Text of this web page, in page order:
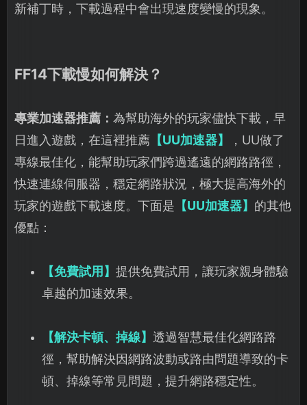
新補丁時，下載過程中會出現速度變慢的現象。
FF14下載慢如何解決？
專業加速器推薦： 為幫助海外的玩家儘快下載，早
日進入遊戲，在這裡推薦 【UU加速器】
，UU做了
專線最佳化，能幫助玩家們跨過遙遠的網路路徑，
快速連線伺服器，穩定網路狀況，極大提高海外的
玩家的遊戲下載速度。下面是 【UU加速器】 的其他
優點：
【免費試用】 提供免費試用，讓玩家親身體驗
卓越的加速效果。
【解決卡頓、掉線】 透過智慧最佳化網路路
徑，幫助解決因網路波動或路由問題導致的卡
頓、掉線等常見問題，提升網路穩定性。